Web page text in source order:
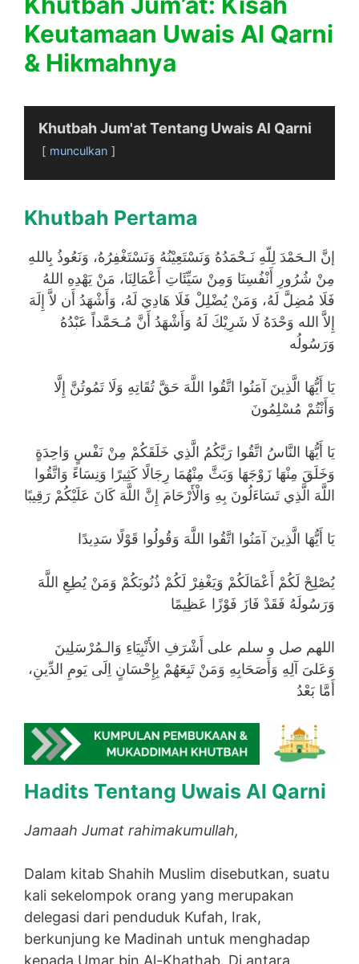
Keutamaan Uwais Al Qarni
& Hikmahnya
Khutbah Jum'at Tentang Uwais Al Qarni
munculkan
Khutbah Pertama
إنَّ الـحَمْدَ لِلّهِ نَـحْمَدُهُ وَنَسْتَعِيْنُهُ وَنَسْتَغْفِرُهُ، وَنَعُوذُ بِاللهِ
مِنْ شُرُورِ أَنْفُسِنَا وَمِنْ سَيِّئَاتِ أَعْمَالِنَا، مَنْ يَهْدِهِ اللهُ
فَلَا مُضِلَّ لَهُ، وَمَنْ يُضْلِلْ فَلَا هَادِيَ لَهُ، وَأَشْهَدُ أَن لاَّ إِلَهَ
إِلاَّ الله وَحْدَهُ لَا شَرِيْكَ لَهُ وَأَشْهَدُ أَنَّ مُـحَمَّداً عَبْدُهُ
وَرَسُولُه
يَا أَيُّهَا الَّذِينَ آمَنُوا اتَّقُوا اللَّهَ حَقَّ تُقَاتِهِ وَلَا تَمُوتُنَّ إِلَّا
وَأَنْتُمْ مُسْلِمُونَ
يَا أَيُّهَا النَّاسُ اتَّقُوا رَبَّكُمُ الَّذِي خَلَقَكُمْ مِنْ نَفْسٍ وَاحِدَةٍ
وَخَلَقَ مِنْهَا زَوْجَهَا وَبَثَّ مِنْهُمَا رِجَالًا كَثِيرًا وَنِسَاءً وَاتَّقُوا
اللَّهَ الَّذِي تَسَاءَلُونَ بِهِ وَالْأَرْحَامَ إِنَّ اللَّهَ كَانَ عَلَيْكُمْ رَقِيبًا
يَا أَيُّهَا الَّذِينَ آمَنُوا اتَّقُوا اللَّهَ وَقُولُوا قَوْلًا سَدِيدًا
يُصْلِحْ لَكُمْ أَعْمَالَكُمْ وَيَغْفِرْ لَكُمْ ذُنُوبَكُمْ وَمَنْ يُطِعِ اللَّهَ
وَرَسُولَهُ فَقَدْ فَازَ فَوْزًا عَظِيمًا
اللهم صل و سلم على أَشْرَفِ الأَنْبِيَاءِ وَالـمُرْسَلِينَ
وَعَلىَ آلِهِ وَأَصَحَابِهِ وَمَنْ تَبِعَهُمْ بِإِحْسَانٍ اِلَى يَومِ الدِّينِ،
أَمَّا بَعْدُ
Hadits Tentang Uwais Al Qarni
Jamaah Jumat rahimakumullah,
Dalam kitab Shahih Muslim disebutkan, suatu
kali sekelompok orang yang merupakan
delegasi dari penduduk Kufah, Irak,
berkunjung ke Madinah untuk menghadap
kepada Umar bin Al-Khathab. Di antara